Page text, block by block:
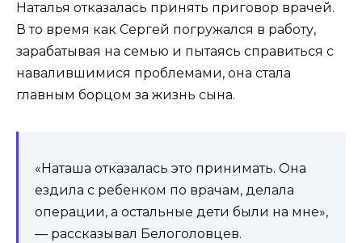
Наталья отказалась принять приговор врачей.
В то время как Сергей погружался в работу,
зарабатывая на семью и пытаясь справиться с
навалившимися проблемами, она стала
главным борцом за жизнь сына.
«Наташа отказалась это принимать. Она
ездила с ребенком по врачам, делала
операции, а остальные дети были на мне»,
— рассказывал Белоголовцев.